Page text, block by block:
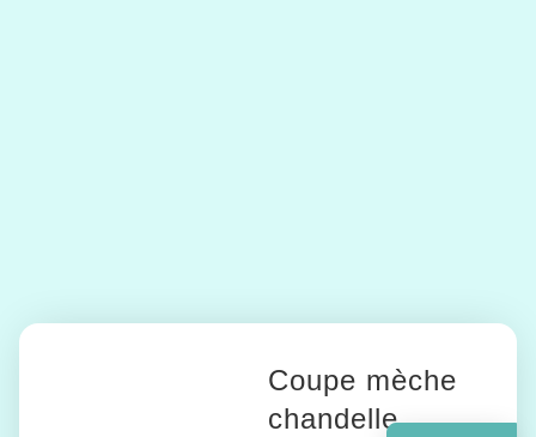
Coupe mèche
chandelle